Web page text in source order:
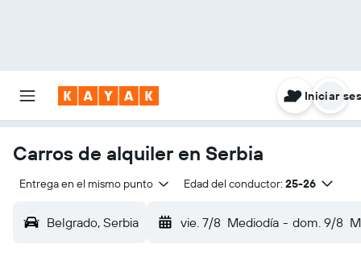
Iniciar
Carros de alquiler en Serbia
Entrega en el mismo punto Edad del conductor: 25-26
Belgrado, Serbia vie. 7/8 Mediodía - dom. 9/8